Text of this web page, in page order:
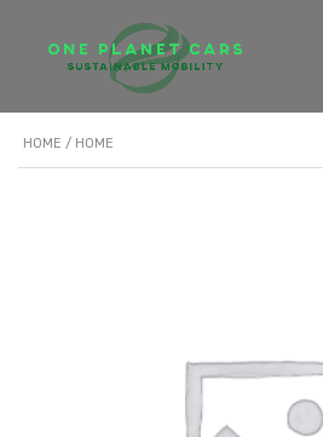
HOME / HOME